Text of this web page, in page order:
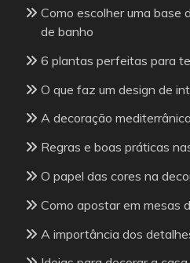
Como escolher uma base
de banho
6 plantas perfeitas para
O que faz um design de
A decoração mediterrânica
Regras e boas práticas
O papel das cores na
Como apostar em mesas
A importância dos